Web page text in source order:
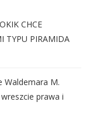
CHCE
TYPU PIRAMIDA
Waldemara M.
prawa i